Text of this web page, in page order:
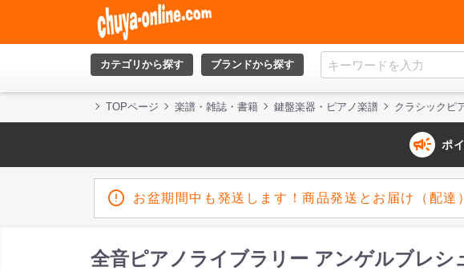
カテゴリから探す ブランドから探す
TOPページ 楽譜・雑誌・書籍 鍵盤楽器・ピアノ楽譜 クラシックピ
campaign ポ
お盆期間中も発送します！商品発送とお届け（配達
全音ピアノライブラリー アンゲルブレシ